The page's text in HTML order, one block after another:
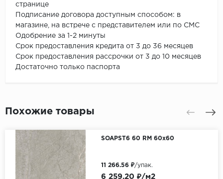
странице
Подписание договора доступным способом: в
магазине, на встрече с представителем или по СМС
Одобрение за 1-2 минуты
Срок предоставления кредита от 3 до 36 месяцев
Срок предоставления рассрочки от 3 до 10 месяцев
Достаточно только паспорта
Похожие товары
SOAPST6 60 RM 60x60
6 259.20 ₽/м2
11 266.56 ₽/упак.